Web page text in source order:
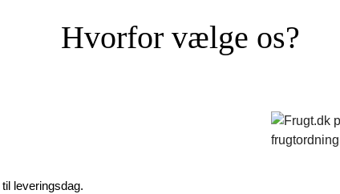
Hvorfor vælge os?
leveringsdag.